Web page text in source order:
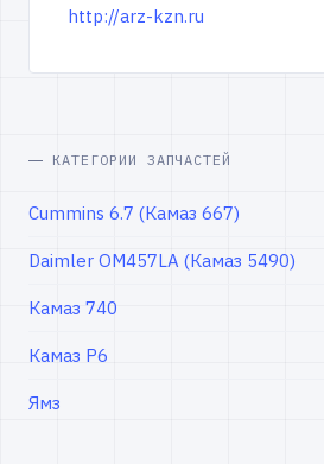
http://arz-kzn.ru
КАТЕГОРИИ ЗАПЧАСТЕЙ
Cummins 6.7 (Камаз 667)
Daimler OM457LA (Камаз 5490)
Камаз 740
Камаз Р6
Ямз